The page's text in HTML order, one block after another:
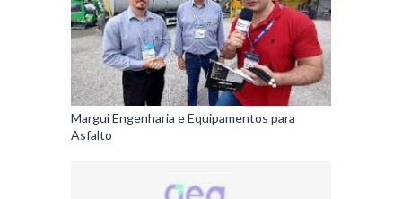
Margui Engenharia e Equipamentos para
Asfalto